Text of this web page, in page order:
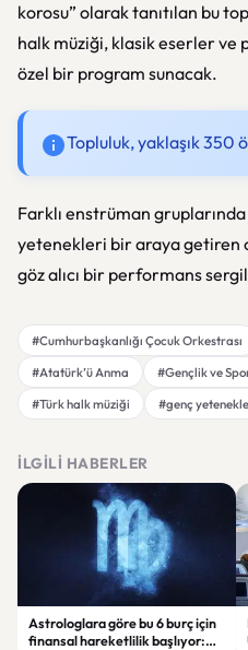
korosu” olarak tanıtılan bu
halk müziği, klasik eserler ve
özel bir program sunacak.
Topluluk, yaklaşık 350
Farklı enstrüman
yetenekleri bir araya getiren
göz alıcı bir performans
#Cumhurbaşkanlığı Çocuk Orkestrası
#Atatürk’ü Anma
#Gençlik ve
#Türk halk müziği
#genç
İLGILI HABERLER
Astrologlara göre bu 6 burç için
finansal hareketlilik başlıyor: